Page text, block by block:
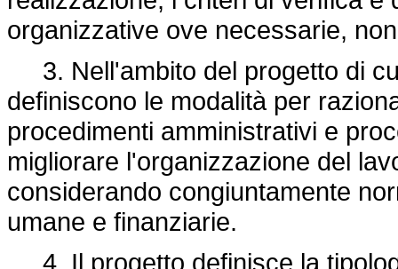
organizzative ove necessarie,
3. Nell'ambito del progetto di
definiscono le modalità per
procedimenti amministrativi e
migliorare l'organizzazione del
considerando congiuntamente
umane e finanziarie.
4. Il progetto definisce la